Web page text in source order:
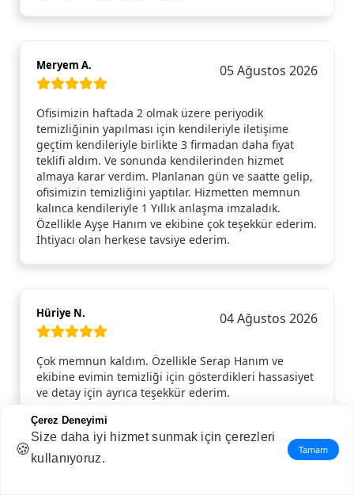
Meryem A. 05 Ağustos 2026
Ofisimizin haftada 2 olmak üzere periyodik
temizliğinin yapılması için kendileriyle iletişime
geçtim kendileriyle birlikte 3 firmadan daha fiyat
teklifi aldım. Ve sonunda kendilerinden hizmet
almaya karar verdim. Planlanan gün ve saatte gelip,
ofisimizin temizliğini yaptılar. Hizmetten memnun
kalınca kendileriyle 1 Yıllık anlaşma imzaladık.
Özellikle Ayşe Hanım ve ekibine çok teşekkür ederim.
İhtiyacı olan herkese tavsiye ederim.
Hüriye N. 04 Ağustos 2026
Çok memnun kaldım. Özellikle Serap Hanım ve
ekibine evimin temizliği için gösterdikleri hassasiyet
ve detay için ayrıca teşekkür ederim.
Melih E.
🍪
Çerez Deneyimi
Size daha iyi hizmet sunmak için çerezleri
kullanıyoruz.
Tamam